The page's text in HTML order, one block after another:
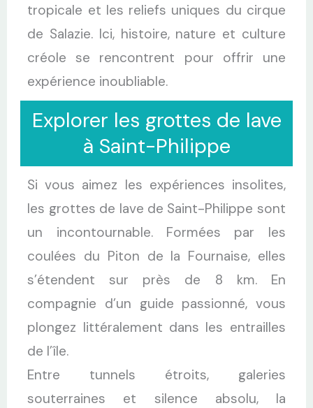
tropicale et les reliefs uniques du cirque
de Salazie. Ici, histoire, nature et culture
créole se rencontrent pour offrir une
expérience inoubliable.
Explorer les grottes de lave
à Saint-Philippe
Si vous aimez les expériences insolites,
les grottes de lave de Saint-Philippe sont
un incontournable. Formées par les
coulées du Piton de la Fournaise, elles
s’étendent sur près de 8 km. En
compagnie d’un guide passionné, vous
plongez littéralement dans les entrailles
de l’île.
Entre tunnels étroits, galeries
souterraines et silence absolu, la